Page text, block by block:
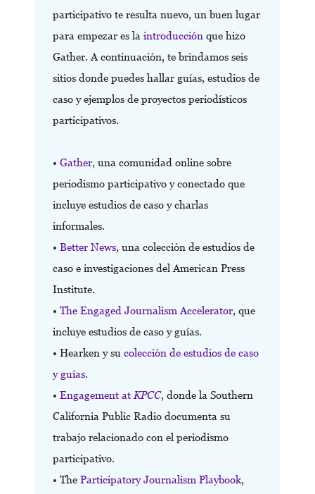
participativo te resulta nuevo, un buen lugar
para empezar es la introducción que hizo
Gather. A continuación, te brindamos seis
sitios donde puedes hallar guías, estudios de
caso y ejemplos de proyectos periodísticos
participativos.
• Gather, una comunidad online sobre
periodismo participativo y conectado que
incluye estudios de caso y charlas
informales.
• Better News, una colección de estudios de
caso e investigaciones del American Press
Institute.
• The Engaged Journalism Accelerator, que
incluye estudios de caso y guías.
• Hearken y su colección de estudios de caso
y guías.
• Engagement at KPCC, donde la Southern
California Public Radio documenta su
trabajo relacionado con el periodismo
participativo.
• The Participatory Journalism Playbook,